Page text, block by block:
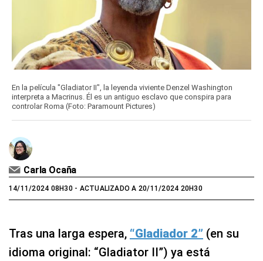
En la película "Gladiator II", la leyenda viviente Denzel Washington
interpreta a Macrinus. Él es un antiguo esclavo que conspira para
controlar Roma (Foto: Paramount Pictures)
Carla Ocaña
14/11/2024 08H30- ACTUALIZADO A 20/11/2024 20H30
Tras una larga espera, “Gladiador 2” (en su
idioma original: “Gladiator II”) ya está